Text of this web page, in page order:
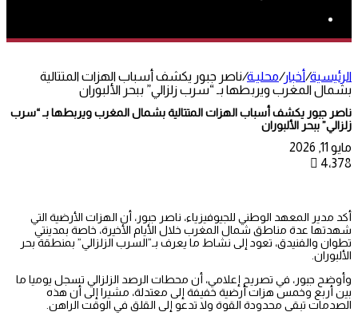
الرئيسية/أخبار/محليـة/ناصر جبور يكشف أسباب الهزات المتتالية
بشمال المغرب ويربطها بـ “سرب زلزالي” ببحر الألبوران
ناصر جبور يكشف أسباب الهزات المتتالية بشمال المغرب ويربطها بـ “سرب
زلزالي” ببحر الألبوران
مايو 11, 2026
4٬378
أكد مدير المعهد الوطني للجيوفيزياء، ناصر جبور، أن الهزات الأرضية التي
شهدتها عدة مناطق شمال المغرب خلال الأيام الأخيرة، خاصة بمدينتي
تطوان والفنيدق، تعود إلى نشاط ما يعرف بـ”السرب الزلزالي” بمنطقة بحر
الألبوران.
وأوضح جبور، في تصريح إعلامي، أن محطات الرصد الزلزالي تسجل يوميا ما
بين أربع وخمس هزات أرضية خفيفة إلى معتدلة، مشيرا إلى أن هذه
الصدمات تبقى محدودة القوة ولا تدعو إلى القلق في الوقت الراهن.